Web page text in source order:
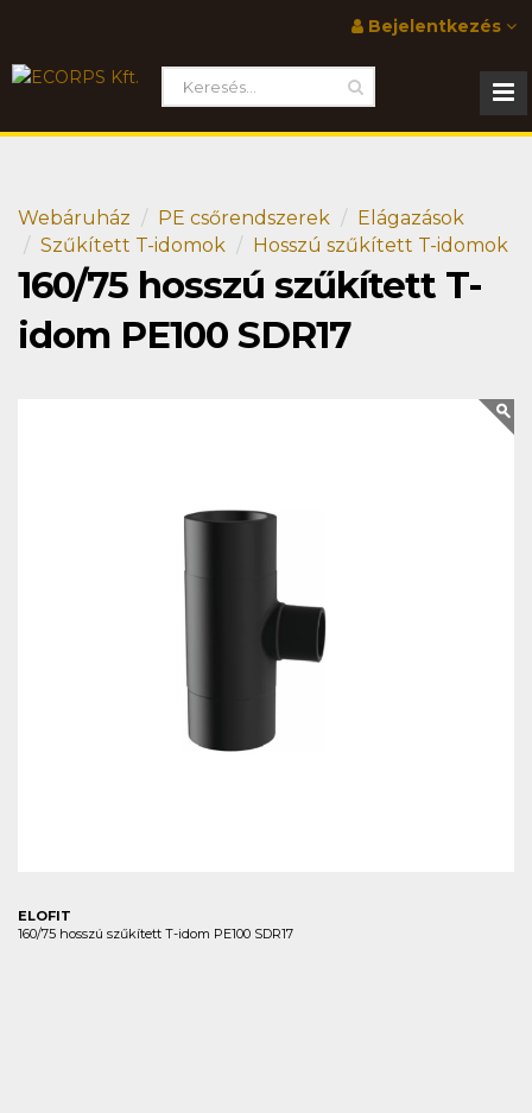
Bejelentkezés
Webáruház PE csőrendszerek
Elágazások
Szűkített T-idomok
Hosszú szűkített T-idomok
160/75 hosszú szűkített T-
idom PE100 SDR17
ELOFIT
160/75 hosszú szűkített T-idom PE100 SDR17